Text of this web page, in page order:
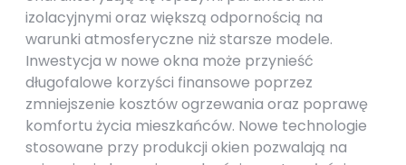
izolacyjnymi oraz większą odpornością na
warunki atmosferyczne niż starsze modele.
Inwestycja w nowe okna może przynieść
długofalowe korzyści finansowe poprzez
zmniejszenie kosztów ogrzewania oraz poprawę
komfortu życia mieszkańców. Nowe technologie
stosowane przy produkcji okien pozwalają na